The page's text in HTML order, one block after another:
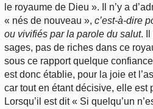
le royaume de Dieu ». Il n’y a
« nés de nouveau », c’est-à-dire
ou vivifiés par la parole du salut. Il
sages, pas de riches dans ce
sous ce rapport quelque
est donc établie, pour la joie et
car tout en étant décisive, elle est
Lorsqu’il est dit « Si quelqu’un